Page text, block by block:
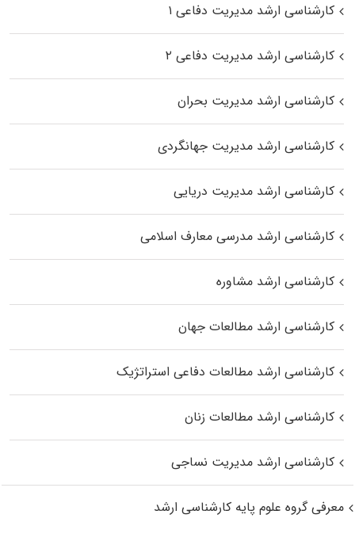
کارشناسی ارشد مدیریت دفاعی ۱
کارشناسی ارشد مدیریت دفاعی ۲
کارشناسی ارشد مدیریت بحران
کارشناسی ارشد مدیریت جهانگردی
کارشناسی ارشد مدیریت دریایی
کارشناسی ارشد مدرسی معارف اسلامی
کارشناسی ارشد مشاوره
کارشناسی ارشد مطالعات جهان
کارشناسی ارشد مطالعات دفاعی استراتژیک
کارشناسی ارشد مطالعات زنان
کارشناسی ارشد مدیریت نساجی
معرفی گروه علوم پایه کارشناسی ارشد